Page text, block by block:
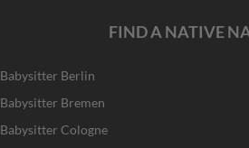
FIND A NATIVE
Babysitter Berlin
Babysitter Bremen
Babysitter Cologne